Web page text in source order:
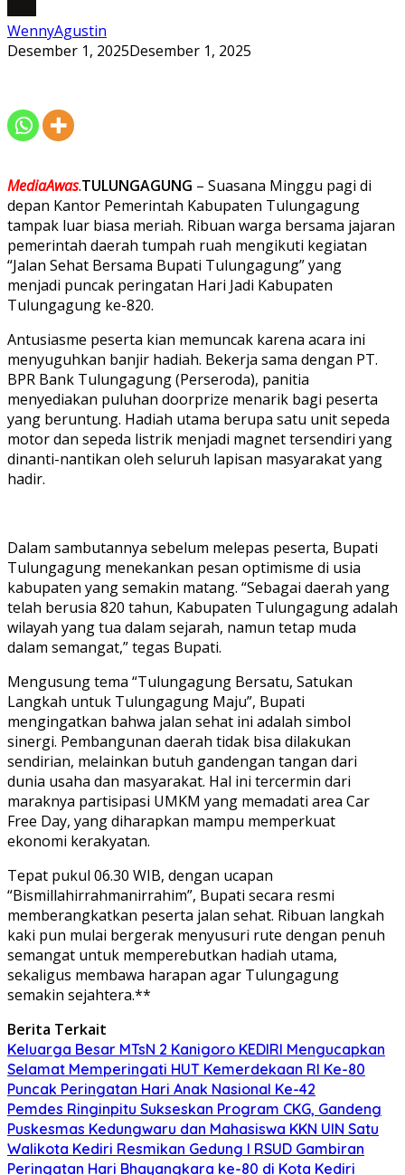
WennyAgustin
Desember 1, 2025Desember 1, 2025
MediaAwas.TULUNGAGUNG – Suasana Minggu pagi di
depan Kantor Pemerintah Kabupaten Tulungagung
tampak luar biasa meriah. Ribuan warga bersama jajaran
pemerintah daerah tumpah ruah mengikuti kegiatan
“Jalan Sehat Bersama Bupati Tulungagung” yang
menjadi puncak peringatan Hari Jadi Kabupaten
Tulungagung ke-820.
Antusiasme peserta kian memuncak karena acara ini
menyuguhkan banjir hadiah. Bekerja sama dengan PT.
BPR Bank Tulungagung (Perseroda), panitia
menyediakan puluhan doorprize menarik bagi peserta
yang beruntung. Hadiah utama berupa satu unit sepeda
motor dan sepeda listrik menjadi magnet tersendiri yang
dinanti-nantikan oleh seluruh lapisan masyarakat yang
hadir.
Dalam sambutannya sebelum melepas peserta, Bupati
Tulungagung menekankan pesan optimisme di usia
kabupaten yang semakin matang. “Sebagai daerah yang
telah berusia 820 tahun, Kabupaten Tulungagung adalah
wilayah yang tua dalam sejarah, namun tetap muda
dalam semangat,” tegas Bupati.
Mengusung tema “Tulungagung Bersatu, Satukan
Langkah untuk Tulungagung Maju”, Bupati
mengingatkan bahwa jalan sehat ini adalah simbol
sinergi. Pembangunan daerah tidak bisa dilakukan
sendirian, melainkan butuh gandengan tangan dari
dunia usaha dan masyarakat. Hal ini tercermin dari
maraknya partisipasi UMKM yang memadati area Car
Free Day, yang diharapkan mampu memperkuat
ekonomi kerakyatan.
Tepat pukul 06.30 WIB, dengan ucapan
“Bismillahirrahmanirrahim”, Bupati secara resmi
memberangkatkan peserta jalan sehat. Ribuan langkah
kaki pun mulai bergerak menyusuri rute dengan penuh
semangat untuk memperebutkan hadiah utama,
sekaligus membawa harapan agar Tulungagung
semakin sejahtera.**
Berita Terkait
Keluarga Besar MTsN 2 Kanigoro KEDIRI Mengucapkan
Selamat Memperingati HUT Kemerdekaan RI Ke-80
Puncak Peringatan Hari Anak Nasional Ke-42
Pemdes Ringinpitu Sukseskan Program CKG, Gandeng
Puskesmas Kedungwaru dan Mahasiswa KKN UIN Satu
Walikota Kediri Resmikan Gedung I RSUD Gambiran
Peringatan Hari Bhayangkara ke-80 di Kota Kediri